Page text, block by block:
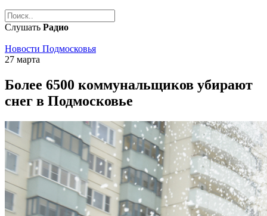
Слушать Радио
Новости Подмосковья
27 марта
Более 6500 коммунальщиков убирают
снег в Подмосковье